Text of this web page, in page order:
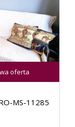
oferta
MS-11285